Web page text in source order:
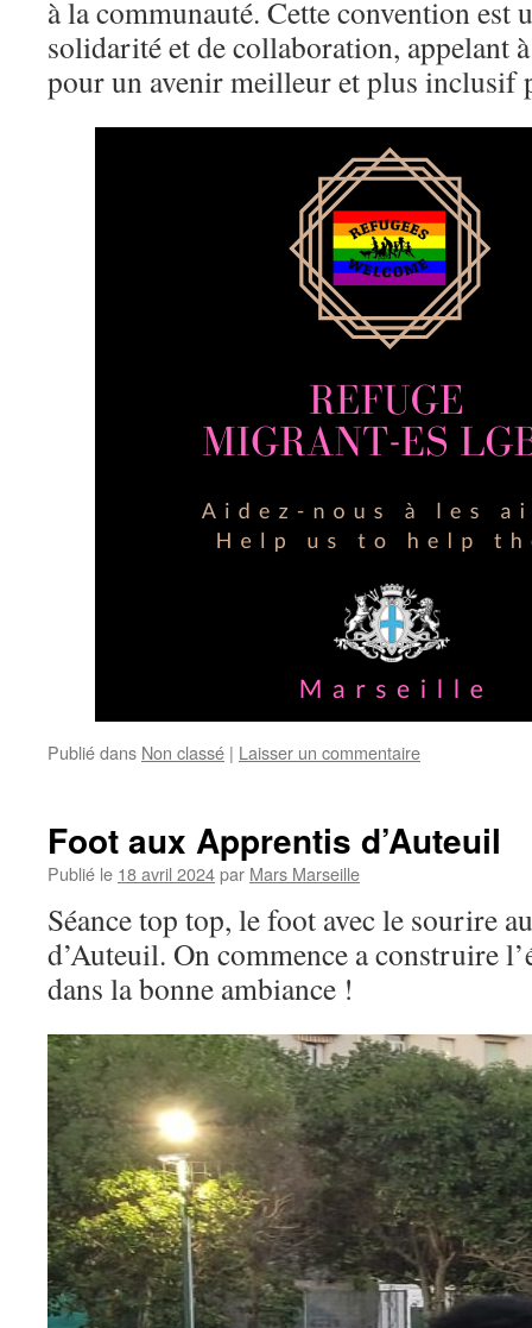
à la communauté. Cette convention est
solidarité et de collaboration, appelant
pour un avenir meilleur et plus inclusif
Publié dans Non classé | Laisser un commentaire
Foot aux Apprentis d’Auteuil
Publié le 18 avril 2024par Mars Marseille
Séance top top, le foot avec le sourire
d’Auteuil. On commence a construire
dans la bonne ambiance !